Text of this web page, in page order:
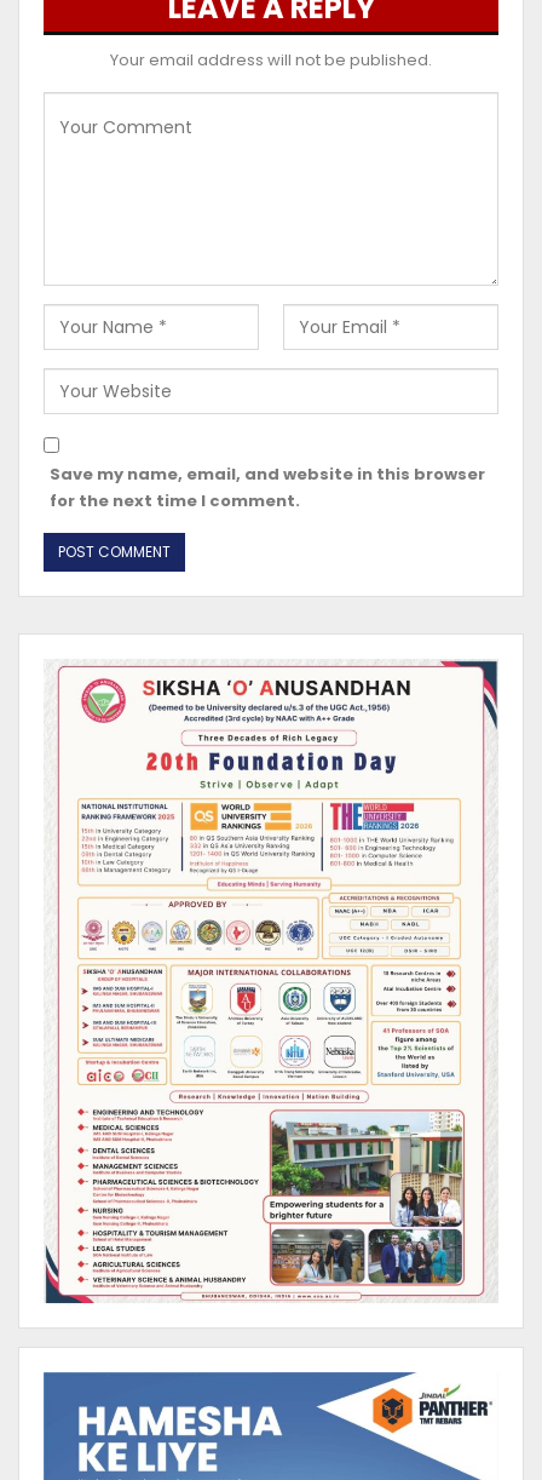
LEAVE A REPLY
Your email address will not be published.
Save my name, email, and website in this browser
for the next time I comment.